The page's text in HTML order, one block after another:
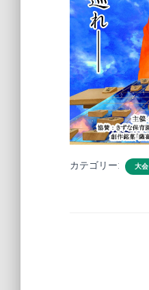
カテゴリー: 大会